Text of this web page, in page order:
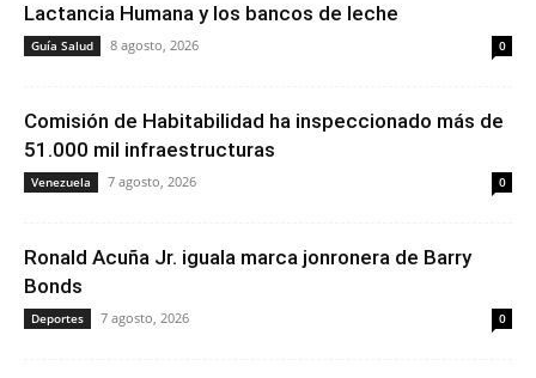
Lactancia Humana y los bancos de leche
Guía Salud 8 agosto, 2026 0
Comisión de Habitabilidad ha inspeccionado más de
51.000 mil infraestructuras
Venezuela 7 agosto, 2026 0
Ronald Acuña Jr. iguala marca jonronera de Barry
Bonds
Deportes 7 agosto, 2026 0